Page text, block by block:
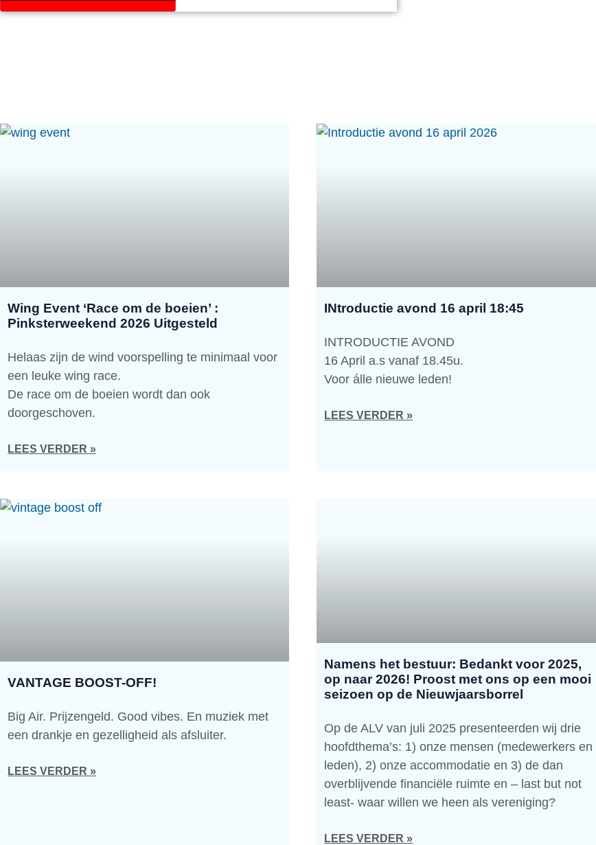
Wing Event ‘Race om de boeien’ :
Pinksterweekend 2026 Uitgesteld
Helaas zijn de wind voorspelling te minimaal voor
een leuke wing race.
De race om de boeien wordt dan ook
doorgeschoven.
LEES VERDER »
INtroductie avond 16 april 18:45
INTRODUCTIE AVOND
16 April a.s vanaf 18.45u.
Voor álle nieuwe leden!
LEES VERDER »
VANTAGE BOOST-OFF!
Big Air. Prijzengeld. Good vibes. En muziek met
een drankje en gezelligheid als afsluiter.
LEES VERDER »
Namens het bestuur: Bedankt voor 2025,
op naar 2026! Proost met ons op een mooi
seizoen op de Nieuwjaarsborrel
Op de ALV van juli 2025 presenteerden wij drie
hoofdthema’s: 1) onze mensen (medewerkers en
leden), 2) onze accommodatie en 3) de dan
overblijvende financiële ruimte en – last but not
least- waar willen we heen als vereniging?
LEES VERDER »